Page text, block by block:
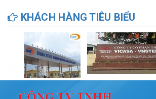
KHÁCH HÀNG TIÊU BIỂU